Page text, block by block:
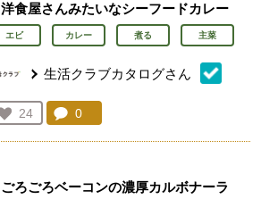
洋食屋さんみたいなシーフードカレー
エビ カレー 煮る 主菜
生活クラブカタログさん
お気に入り登録：
24
人が登録
コメント：
0
ごろごろベーコンの濃厚カルボナーラ